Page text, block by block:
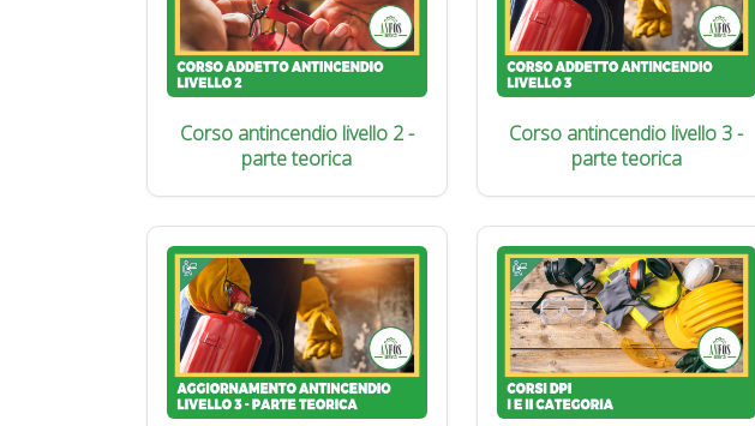
Corso antincendio livello 2 -
parte teorica
Corso antincendio livello 3 -
parte teorica